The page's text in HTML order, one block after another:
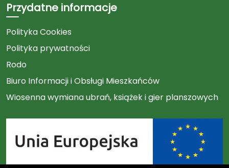
Przydatne informacje
Polityka Cookies
Polityka prywatności
Rodo
Biuro Informacji i Obsługi Mieszkańców
Wiosenna wymiana ubrań, książek i gier planszowych